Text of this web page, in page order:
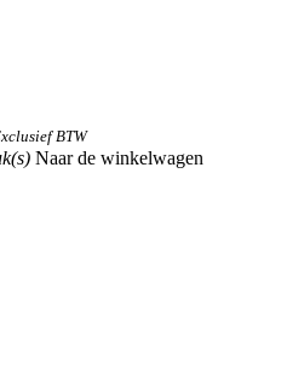
BTW
Naar de winkelwagen